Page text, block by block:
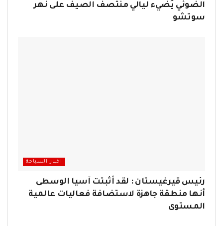
الضوئي يُضيء ليالي منتصف الصيف على نهر
سوتشو
اخبار السياحة
رئيس قيرغيستان : لقد أثبتت آسيا الوسطى
أنها منطقة جاهزة لاستضافة فعاليات عالمية
المستوى